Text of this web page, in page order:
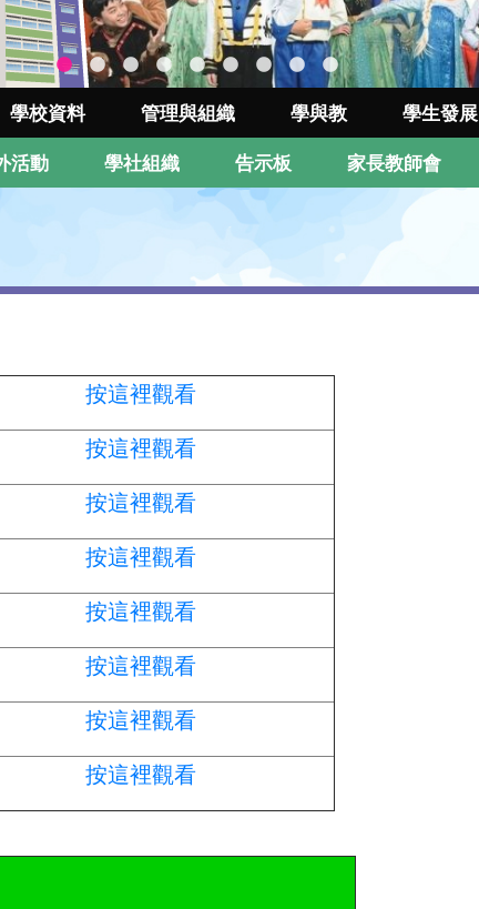
學校資料 管理與組織 學與教 學生發展
活動 學社組織 告示板 家長教師會
按這裡觀看
按這裡觀看
按這裡觀看
按這裡觀看
按這裡觀看
按這裡觀看
按這裡觀看
按這裡觀看